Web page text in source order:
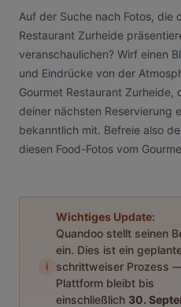
Auf der Suche nach Fotos, die
Restaurant Zurheide
veranschaulichen? Wirf einen
und Eindrücke von der
Gourmet Restaurant
deiner nächsten Reservierung
bekanntlich mit. Befreie also
diesen Food-Fotos vom
i
Wichtiges Update:
Quandoo stellt seinen
ein. Dies ist ein
schrittweiser Prozess
Plattform bleibt bis
einschließlich 30.